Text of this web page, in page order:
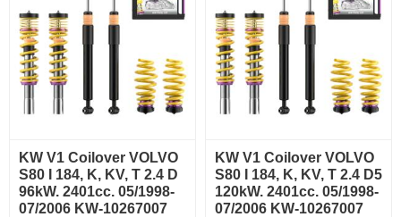
KW V1 Coilover VOLVO
S80 I 184, K, KV, T 2.4 D
96kW. 2401cc. 05/1998-
07/2006 KW-10267007
KW V1 Coilover VOLVO
S80 I 184, K, KV, T 2.4 D5
120kW. 2401cc. 05/1998-
07/2006 KW-10267007